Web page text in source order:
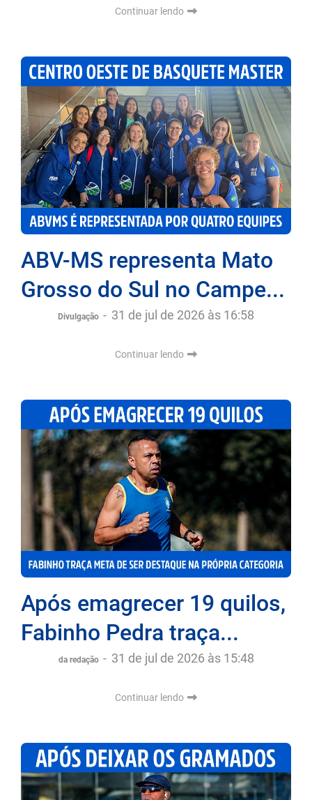
Continuar lendo
ABV-MS representa Mato
Grosso do Sul no Campe...
Divulgação - 31 de jul de 2026 às 16:58
Continuar lendo
Após emagrecer 19 quilos,
Fabinho Pedra traça...
da redação - 31 de jul de 2026 às 15:48
Continuar lendo